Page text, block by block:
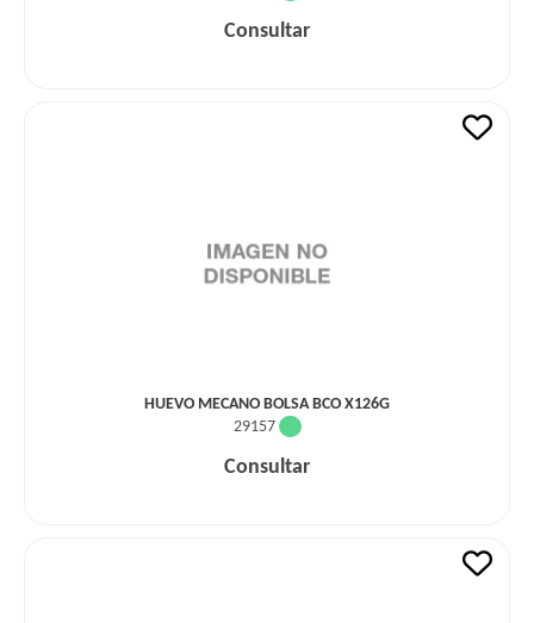
Consultar
HUEVO MECANO BOLSA BCO X126G
29157
Consultar